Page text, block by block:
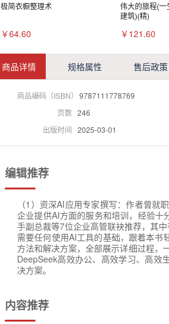
极简衣橱整理术
￥64.60
伟大的旅程(
建筑)(精)
￥121.60
商品详情 规格属性 售后政策
商品编码（ISBN） 9787111778769
页数 246
出版时间 2025-03-01
编辑推荐
（1）资深AI应用专家撰写：作者曾
企业提供AI方面的服务和培训，经验
手副总裁等7位企业高管联袂推荐，其
需要任何使用AI工具的基础，跟着本
方法和解决方案，全部展示详细过程，
DeepSeek高效办公、高效学习、高效
决方案。
内容推荐